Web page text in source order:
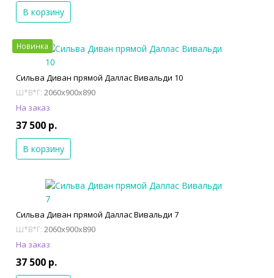
В корзину
Новинка
Сильва Диван прямой Даллас Вивальди 10
Ш*В*Г: 2060x900x890
На заказ
37 500 р.
В корзину
Сильва Диван прямой Даллас Вивальди 7
Ш*В*Г: 2060x900x890
На заказ
37 500 р.